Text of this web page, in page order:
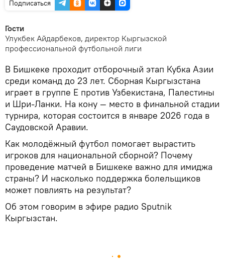
Подписаться
Гости
Улукбек Айдарбеков, директор Кыргызской
профессиональной футбольной лиги
В Бишкеке проходит отборочный этап Кубка Азии
среди команд до 23 лет. Сборная Кыргызстана
играет в группе E против Узбекистана, Палестины
и Шри-Ланки. На кону — место в финальной стадии
турнира, которая состоится в январе 2026 года в
Саудовской Аравии.
Как молодёжный футбол помогает вырастить
игроков для национальной сборной? Почему
проведение матчей в Бишкеке важно для имиджа
страны? И насколько поддержка болельщиков
может повлиять на результат?
Об этом говорим в эфире радио Sputnik
Кыргызстан.